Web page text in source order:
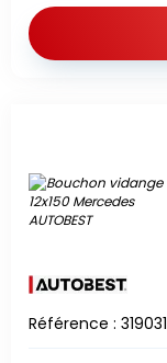
Référence : 319031